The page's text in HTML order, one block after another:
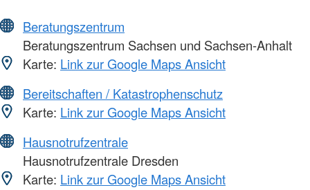
Beratungszentrum
Beratungszentrum Sachsen und Sachsen-Anhalt
Karte: Link zur Google Maps Ansicht
Bereitschaften / Katastrophenschutz
Karte: Link zur Google Maps Ansicht
Hausnotrufzentrale
Hausnotrufzentrale Dresden
Karte: Link zur Google Maps Ansicht